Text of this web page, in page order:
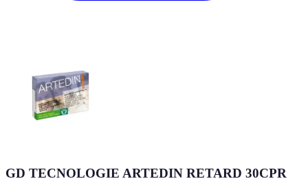
GD TECNOLOGIE ARTEDIN RETARD 30CPR